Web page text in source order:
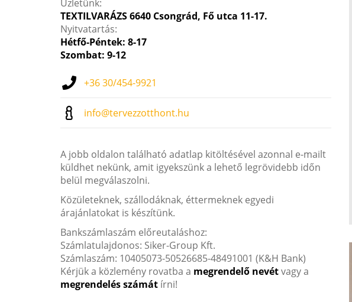
Üzletünk:
TEXTILVARÁZS 6640 Csongrád, Fő utca 11-17.
Nyitvatartás:
Hétfő-Péntek: 8-17
Szombat: 9-12
+36 30/454-9921
info@tervezzotthont.hu
A jobb oldalon található adatlap kitöltésével azonnal e-mailt
küldhet nekünk, amit igyekszünk a lehető legrövidebb időn
belül megválaszolni.
Közületeknek, szállodáknak, éttermeknek egyedi
árajánlatokat is készítünk.
Bankszámlaszám előreutaláshoz:
Számlatulajdonos: Siker-Group Kft.
Számlaszám: 10405073-50526685-48491001 (K&H Bank)
Kérjük a közlemény rovatba a megrendelő nevétvagy a
megrendelés számát írni!